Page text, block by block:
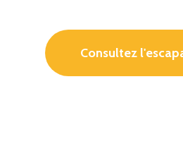
Consultez